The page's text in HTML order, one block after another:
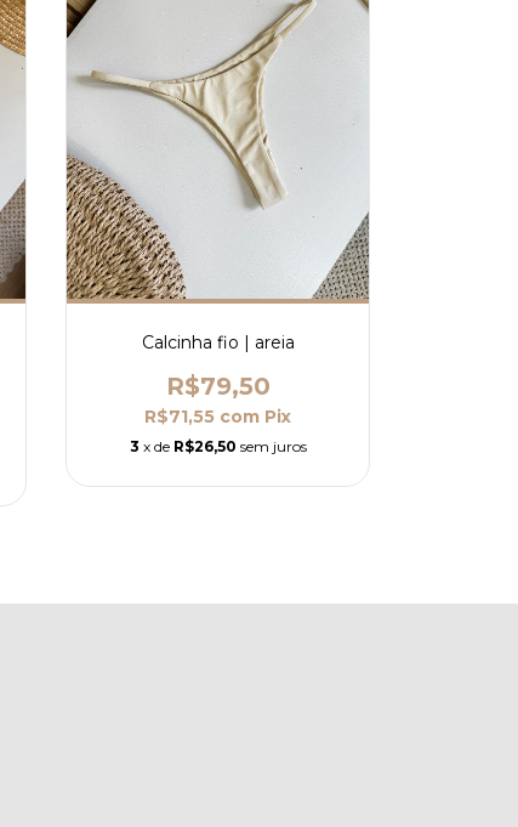
Calcinha fio | areia
R$79,50
R$71,55 com Pix
3 x de R$26,50 sem juros